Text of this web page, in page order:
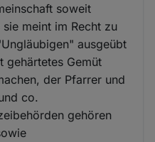
soweit
meint im Recht zu
ausgeübt
gehärtetes Gemüt
der Pfarrer und
co.
gehören